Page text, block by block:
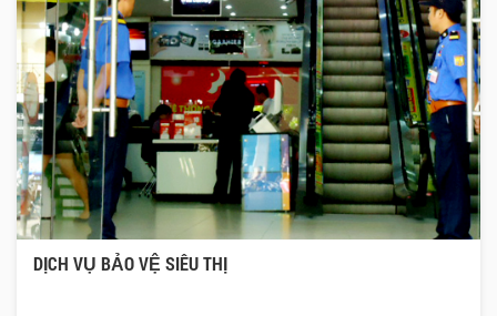
DỊCH VỤ BẢO VỆ SIÊU THỊ